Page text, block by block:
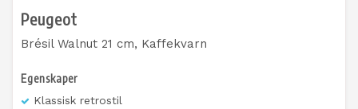
Peugeot
Brésil Walnut 21 cm, Kaffekvarn
Egenskaper
Klassisk retrostil